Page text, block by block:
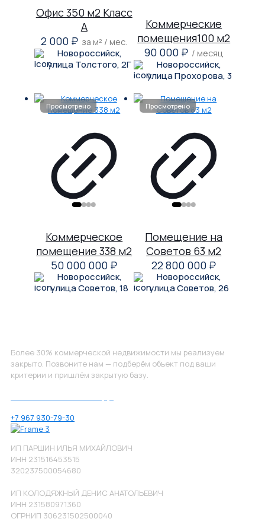
Офис 350 м2 Класс
A
2 000 ₽ за м² / мес.
Новороссийск,
улица Толстого, 2Г
Коммерческие
помещения100 м2
90 000 ₽ / месяц
Новороссийск,
улица Прохорова, 3
Коммерческое
помещение 338 м2
50 000 000 ₽
Новороссийск,
улица Советов, 18
Помещение на
Советов 63 м2
22 800 000 ₽
Новороссийск,
улица Советов, 26
Более 30% коммерческой недвижимости мы реализуем
закрыто. Позвоните нам — подберём объект под ваши
критерии и пришлём закрытую базу.
+7 967 930-79-30
ИП ПАРШИН ИЛЬЯ МИХАЙЛОВИЧ
ИНН 231516453515
320237500054680
ИП КОЛОДЯЖНЫЙ ДЕНИС АНАТОЛЬЕВИЧ
ИНН 231580971360
ОГРНИП 306231502500040